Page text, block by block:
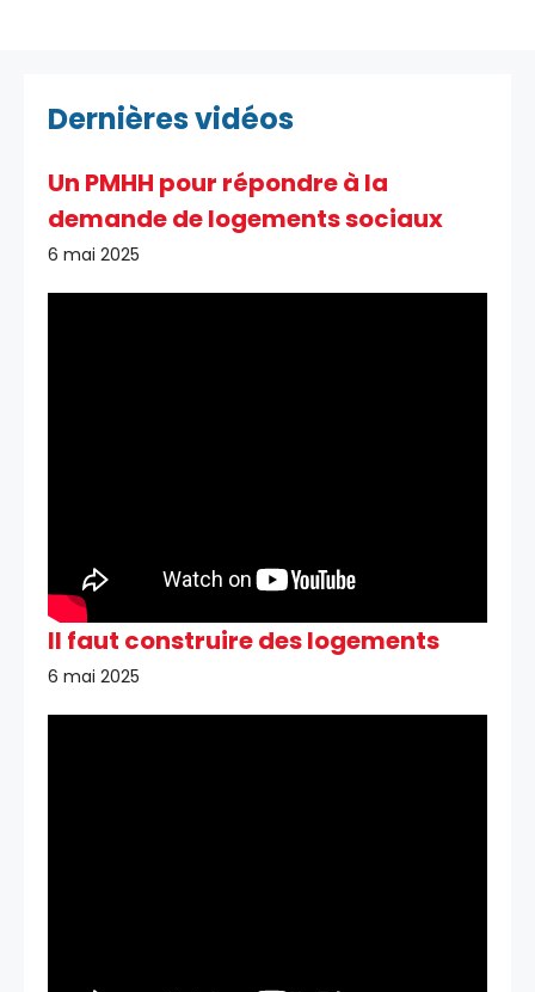
Dernières vidéos
Un PMHH pour répondre à la
demande de logements sociaux
6 mai 2025
Il faut construire des logements
6 mai 2025